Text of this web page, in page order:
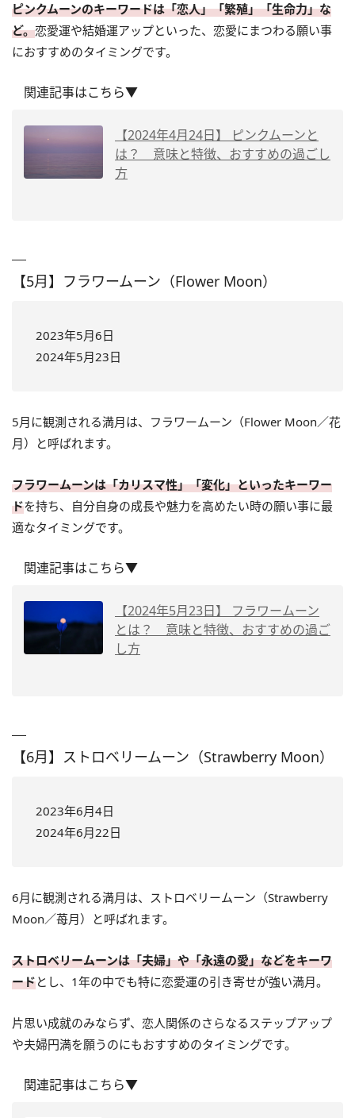
ピンクムーンのキーワードは「恋人」「繁殖」「生命力」な
ど。恋愛運や結婚運アップといった、恋愛にまつわる願い事
におすすめのタイミングです。
関連記事はこちら▼
【2024年4月24日】 ピンクムーンと
は？ 意味と特徴、おすすめの過ごし
方
【5月】フラワームーン（Flower Moon）
2023年5月6日
2024年5月23日
5月に観測される満月は、フラワームーン（Flower Moon／花
月）と呼ばれます。
フラワームーンは「カリスマ性」「変化」といったキーワー
ドを持ち、自分自身の成長や魅力を高めたい時の願い事に最
適なタイミングです。
関連記事はこちら▼
【2024年5月23日】 フラワームーン
とは？ 意味と特徴、おすすめの過ご
し方
【6月】ストロベリームーン（Strawberry Moon）
2023年6月4日
2024年6月22日
6月に観測される満月は、ストロベリームーン（Strawberry
Moon／苺月）と呼ばれます。
ストロベリームーンは「夫婦」や「永遠の愛」などをキーワ
ードとし、1年の中でも特に恋愛運の引き寄せが強い満月。
片思い成就のみならず、恋人関係のさらなるステップアップ
や夫婦円満を願うのにもおすすめのタイミングです。
関連記事はこちら▼